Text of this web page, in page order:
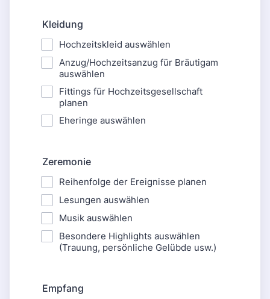
Kleidung
Hochzeitskleid auswählen
Anzug/Hochzeitsanzug für Bräutigam
auswählen
Fittings für Hochzeitsgesellschaft
planen
Eheringe auswählen
Zeremonie
Reihenfolge der Ereignisse planen
Lesungen auswählen
Musik auswählen
Besondere Highlights auswählen
(Trauung, persönliche Gelübde usw.)
Empfang